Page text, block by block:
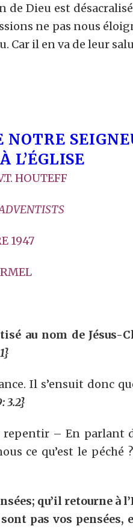
Dieu est
ne pas nous
Car il en va de leur
NOTRE
L’ÉGLISE
HOUTEFF
1947
au nom de Jésus-
Il s’ensuit donc
3.2}
– En parlant
ce qu’est le péché
qu’il retourne à
pas vos pensées,